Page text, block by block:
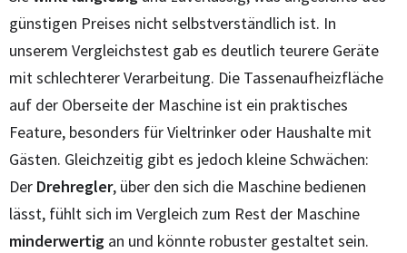
günstigen Preises nicht selbstverständlich ist. In
unserem Vergleichstest gab es deutlich teurere Geräte
mit schlechterer Verarbeitung. Die Tassenaufheizfläche
auf der Oberseite der Maschine ist ein praktisches
Feature, besonders für Vieltrinker oder Haushalte mit
Gästen. Gleichzeitig gibt es jedoch kleine Schwächen:
Der Drehregler, über den sich die Maschine bedienen
lässt, fühlt sich im Vergleich zum Rest der Maschine
minderwertig an und könnte robuster gestaltet sein.